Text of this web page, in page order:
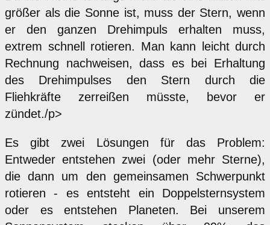
größer als die Sonne ist, muss der Stern, wenn
er den ganzen Drehimpuls erhalten muss,
extrem schnell rotieren. Man kann leicht durch
Rechnung nachweisen, dass es bei Erhaltung
des Drehimpulses den Stern durch die
Fliehkräfte zerreißen müsste, bevor er
zündet./p>
Es gibt zwei Lösungen für das Problem:
Entweder entstehen zwei (oder mehr Sterne),
die dann um den gemeinsamen Schwerpunkt
rotieren - es entsteht ein Doppelsternsystem
oder es entstehen Planeten. Bei unserem